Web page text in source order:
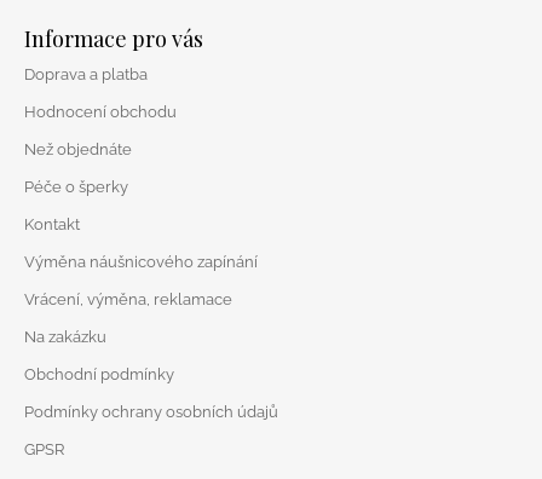
Informace pro vás
Doprava a platba
Hodnocení obchodu
Než objednáte
Péče o šperky
Kontakt
Výměna náušnicového zapínání
Vrácení, výměna, reklamace
Na zakázku
Obchodní podmínky
Podmínky ochrany osobních údajů
GPSR